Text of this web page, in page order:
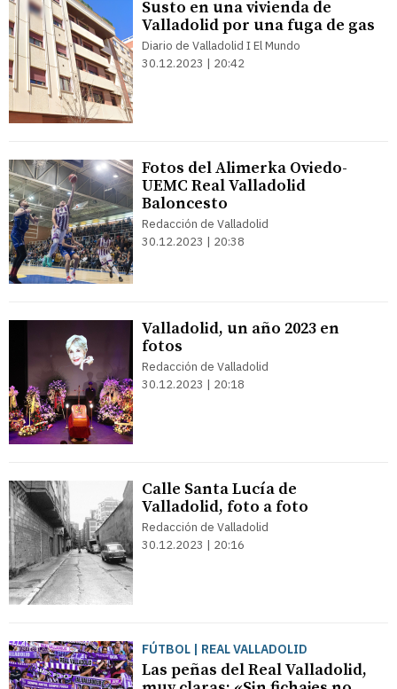
Susto en una vivienda de
Valladolid por una fuga de gas
Diario de Valladolid I El Mundo
30.12.2023 | 20:42
Fotos del Alimerka Oviedo-
UEMC Real Valladolid
Baloncesto
Redacción de Valladolid
30.12.2023 | 20:38
Valladolid, un año 2023 en
fotos
Redacción de Valladolid
30.12.2023 | 20:18
Calle Santa Lucía de
Valladolid, foto a foto
Redacción de Valladolid
30.12.2023 | 20:16
FÚTBOL | REAL VALLADOLID
Las peñas del Real Valladolid,